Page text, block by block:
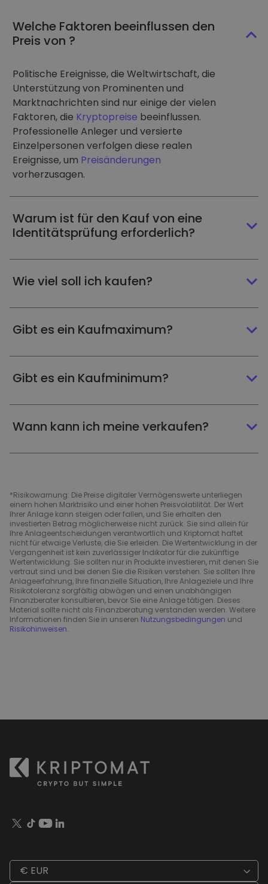
Welche Faktoren beeinflussen den
Preis von ?
Politische Ereignisse, die Weltwirtschaft, die
Unterstützung von Prominenten und
Marktnachrichten sind nur einige der vielen
Faktoren, die Kryptopreise beeinflussen.
Professionelle Anleger und versierte
Einzelpersonen verfolgen diese realen
Ereignisse, um Preisänderungen
vorherzusagen.
Warum ist für den Kauf von eine
Identitätsprüfung erforderlich?
Wie viel soll ich kaufen?
Gibt es ein Kaufmaximum?
Gibt es ein Kaufminimum?
Wann kann ich meine verkaufen?
*Risikowarnung: Die Preise digitaler Vermögenswerte unterliegen
einem hohen Marktrisiko und einer hohen Preisvolatilität. Der Wert
Ihrer Anlage kann steigen oder fallen, und Sie erhalten den
investierten Betrag möglicherweise nicht zurück. Sie sind allein für
Ihre Anlageentscheidungen verantwortlich und Kriptomat haftet
nicht für etwaige Verluste, die Sie erleiden. Die Wertentwicklung in der
Vergangenheit ist kein zuverlässiger Indikator für die zukünftige
Wertentwicklung. Sie sollten nur in Produkte investieren, mit denen Sie
vertraut sind und bei denen Sie die Risiken verstehen. Sie sollten Ihre
Anlageerfahrung, Ihre finanzielle Situation, Ihre Anlageziele und Ihre
Risikotoleranz sorgfältig abwägen und einen unabhängigen
Finanzberater konsultieren, bevor Sie eine Anlage tätigen. Dieses
Material sollte nicht als Finanzberatung verstanden werden. Weitere
Informationen finden Sie in unseren Nutzungsbedingungen und
Risikohinweisen.
€ EUR